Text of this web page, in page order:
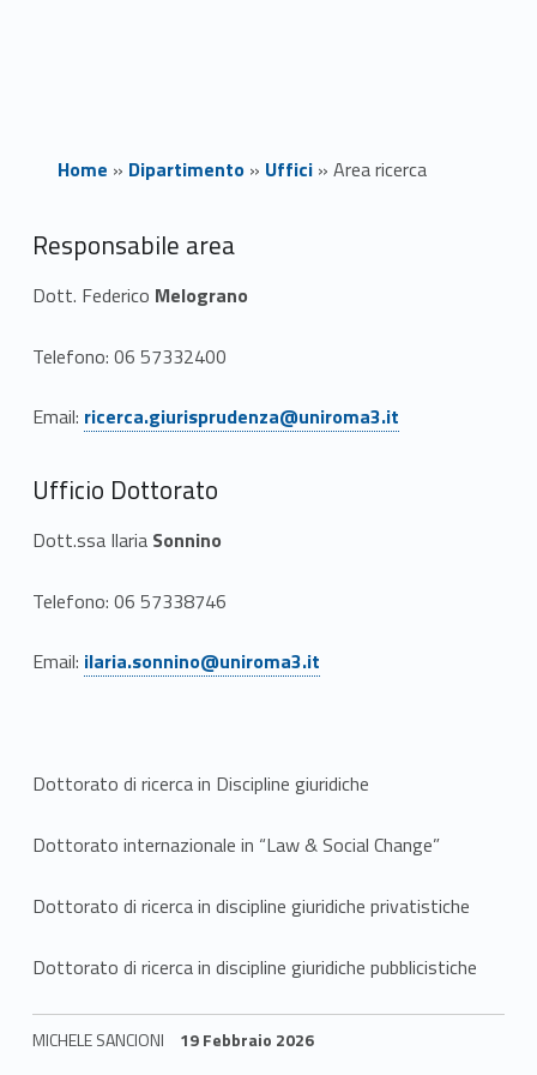
Home » Dipartimento» Uffici» Area ricerca
A
r
e
a
r
i
c
e
c
Responsabile area
Dott. Federico Melograno
Telefono: 06 57332400
Email: Link identifier #identifier__128215-1
ricerca.giurisprudenza@uniroma3.it
Ufficio Dottorato
Dott.ssa Ilaria Sonnino
Telefono: 06 57338746
Email: Link identifier #identifier__66576-2
ilaria.sonnino@uniroma3.it
Dottorato di ricerca in Discipline giuridiche
Dottorato internazionale in “Law & Social Change”
Dottorato di ricerca in discipline giuridiche privatistiche
Dottorato di ricerca in discipline giuridiche pubblicistiche
MICHELE SANCIONI 19 Febbraio 2026